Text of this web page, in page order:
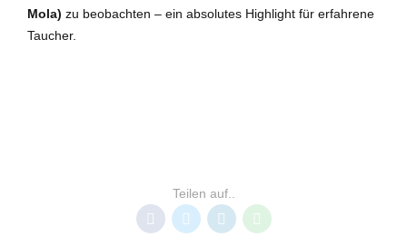
Mola) zu beobachten – ein absolutes Highlight für erfahrene
Taucher.
Teilen auf..